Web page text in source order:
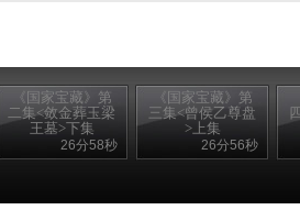
《国家宝藏》第
二集<敛金葬玉梁
王墓>下集
26分58秒
《国家宝藏》第
三集<曾侯乙尊盘
>上集
26分56秒